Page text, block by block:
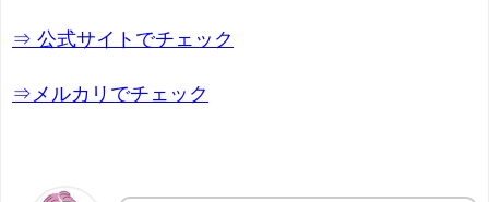
⇒ 公式サイトでチェック
⇒メルカリでチェック